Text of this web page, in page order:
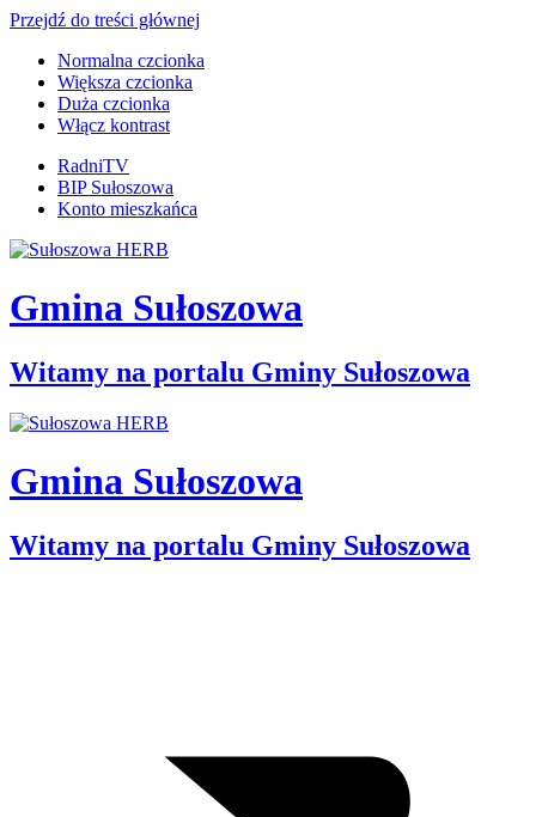
Przejdź do treści głównej
Normalna czcionka
Większa czcionka
Duża czcionka
Włącz kontrast
RadniTV
BIP Sułoszowa
Konto mieszkańca
Gmina Sułoszowa
Witamy na portalu Gminy Sułoszowa
Gmina Sułoszowa
Witamy na portalu Gminy Sułoszowa